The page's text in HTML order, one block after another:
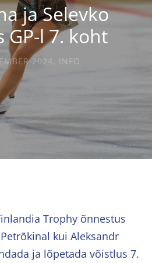
ja Selevko
GP-l 7. koht
2024, INFO
Trophy õnnestus
kui Aleksandr
ja lõpetada võistlus 7.